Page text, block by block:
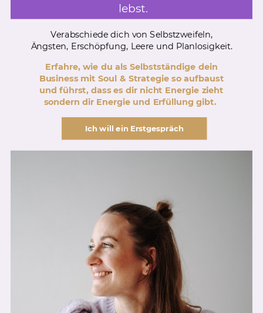
Ich will ein Erstgespräch
Erfahre, wie du als Selbstständige dein
Business mit Soul & Strategie so aufbaust
und führst, dass es dir nicht Energie zieht
sondern dir Energie und Erfüllung gibt.
Verabschiede dich von Selbstzweifeln,
Ängsten, Erschöpfung, Leere und Planlosigkeit.
lebst.